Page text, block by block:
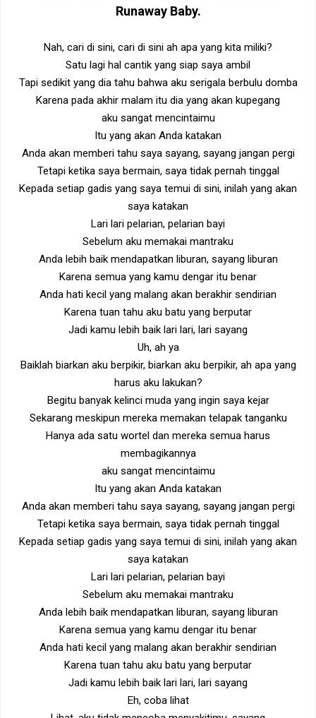
Runaway Baby.
Nah, cari di sini, cari di sini ah apa yang kita miliki?
Satu lagi hal cantik yang siap saya ambil
Tapi sedikit yang dia tahu bahwa aku serigala berbulu domba
Karena pada akhir malam itu dia yang akan kupegang
aku sangat mencintaimu
Itu yang akan Anda katakan
Anda akan memberi tahu saya sayang, sayang jangan pergi
Tetapi ketika saya bermain, saya tidak pernah tinggal
Kepada setiap gadis yang saya temui di sini, inilah yang akan
saya katakan
Lari lari pelarian, pelarian bayi
Sebelum aku memakai mantraku
Anda lebih baik mendapatkan liburan, sayang liburan
Karena semua yang kamu dengar itu benar
Anda hati kecil yang malang akan berakhir sendirian
Karena tuan tahu aku batu yang berputar
Jadi kamu lebih baik lari lari, lari sayang
Uh, ah ya
Baiklah biarkan aku berpikir, biarkan aku berpikir, ah apa yang
harus aku lakukan?
Begitu banyak kelinci muda yang ingin saya kejar
Sekarang meskipun mereka memakan telapak tanganku
Hanya ada satu wortel dan mereka semua harus
membagikannya
aku sangat mencintaimu
Itu yang akan Anda katakan
Anda akan memberi tahu saya sayang, sayang jangan pergi
Tetapi ketika saya bermain, saya tidak pernah tinggal
Kepada setiap gadis yang saya temui di sini, inilah yang akan
saya katakan
Lari lari pelarian, pelarian bayi
Sebelum aku memakai mantraku
Anda lebih baik mendapatkan liburan, sayang liburan
Karena semua yang kamu dengar itu benar
Anda hati kecil yang malang akan berakhir sendirian
Karena tuan tahu aku batu yang berputar
Jadi kamu lebih baik lari lari, lari sayang
Eh, coba lihat